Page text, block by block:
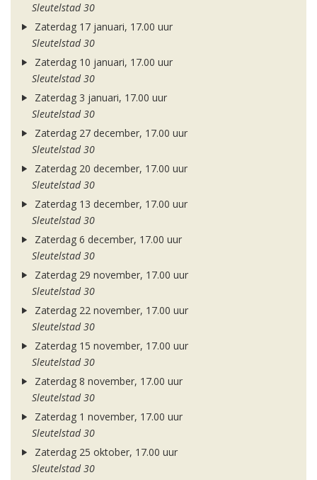
Sleutelstad 30
Zaterdag 17 januari, 17.00 uur
Sleutelstad 30
Zaterdag 10 januari, 17.00 uur
Sleutelstad 30
Zaterdag 3 januari, 17.00 uur
Sleutelstad 30
Zaterdag 27 december, 17.00 uur
Sleutelstad 30
Zaterdag 20 december, 17.00 uur
Sleutelstad 30
Zaterdag 13 december, 17.00 uur
Sleutelstad 30
Zaterdag 6 december, 17.00 uur
Sleutelstad 30
Zaterdag 29 november, 17.00 uur
Sleutelstad 30
Zaterdag 22 november, 17.00 uur
Sleutelstad 30
Zaterdag 15 november, 17.00 uur
Sleutelstad 30
Zaterdag 8 november, 17.00 uur
Sleutelstad 30
Zaterdag 1 november, 17.00 uur
Sleutelstad 30
Zaterdag 25 oktober, 17.00 uur
Sleutelstad 30